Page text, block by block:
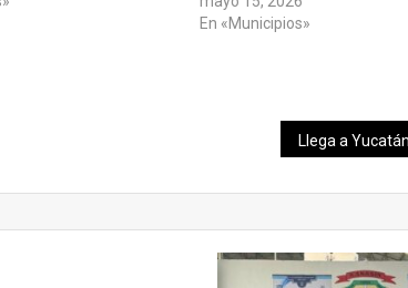
En «Municipios»